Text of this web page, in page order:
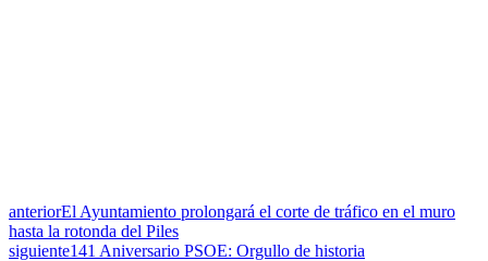
anteriorEl Ayuntamiento prolongará el corte de tráfico en el muro
hasta la rotonda del Piles
siguiente141 Aniversario PSOE: Orgullo de historia